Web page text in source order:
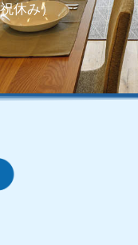
休み）